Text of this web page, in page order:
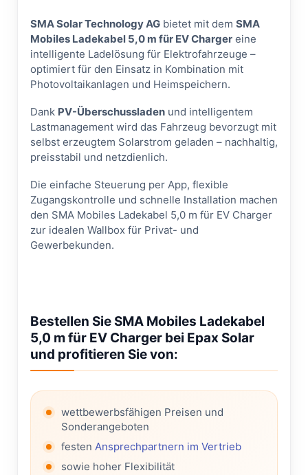
SMA Solar Technology AG bietet mit dem SMA
Mobiles Ladekabel 5,0 m für EV Charger eine
intelligente Ladelösung für Elektrofahrzeuge –
optimiert für den Einsatz in Kombination mit
Photovoltaikanlagen und Heimspeichern.
Dank PV-Überschussladen und intelligentem
Lastmanagement wird das Fahrzeug bevorzugt mit
selbst erzeugtem Solarstrom geladen – nachhaltig,
preisstabil und netzdienlich.
Die einfache Steuerung per App, flexible
Zugangskontrolle und schnelle Installation machen
den SMA Mobiles Ladekabel 5,0 m für EV Charger
zur idealen Wallbox für Privat- und
Gewerbekunden.
Bestellen Sie SMA Mobiles Ladekabel
5,0 m für EV Charger bei Epax Solar
und profitieren Sie von:
wettbewerbsfähigen Preisen und
Sonderangeboten
festen Ansprechpartnern im Vertrieb
sowie hoher Flexibilität